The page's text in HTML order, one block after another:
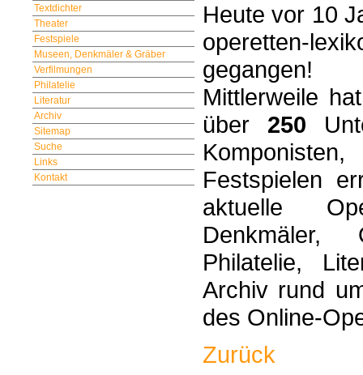
Textdichter
Theater
Festspiele
Museen, Denkmäler & Gräber
Verfilmungen
Philatelie
Literatur
Archiv
Sitemap
Suche
Links
Kontakt
Heute vor 10
operetten-
gegangen!
Mittlerweile
über 250
Komponisten,
Festspielen
aktuelle
Denkmäler,
Philatelie,
Archiv rund
des Online-
Zurück